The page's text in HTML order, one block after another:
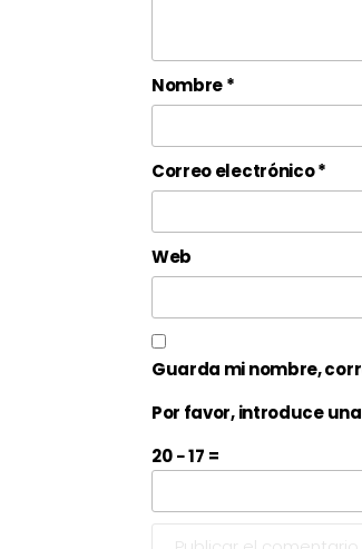
Nombre*
Correo electrónico*
Web
Guarda mi nombre,
Por favor, introduce
20 − 17 =